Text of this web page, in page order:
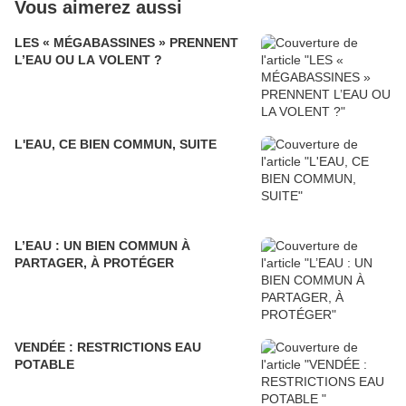
Vous aimerez aussi
LES « MÉGABASSINES » PRENNENT
L’EAU OU LA VOLENT ?
L'EAU, CE BIEN COMMUN, SUITE
L’EAU : UN BIEN COMMUN À
PARTAGER, À PROTÉGER
VENDÉE : RESTRICTIONS EAU
POTABLE